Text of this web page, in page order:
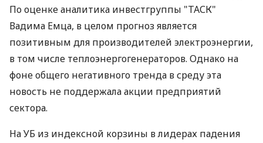
По оценке аналитика инвестгруппы "ТАСК"
Вадима Емца, в целом прогноз является
позитивным для производителей электроэнергии,
в том числе теплоэнергогенераторов. Однако на
фоне общего негативного тренда в среду эта
новость не поддержала акции предприятий
сектора.
На УБ из индексной корзины в лидерах падения